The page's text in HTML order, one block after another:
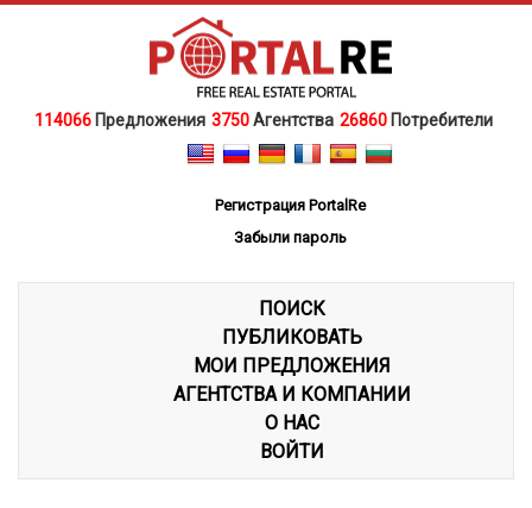
114066 Предложения 3750Агентства 26860 Потребители
Регистрация PortalRe
Забыли пароль
ПОИСК
ПУБЛИКОВАТЬ
МОИ ПРЕДЛОЖЕНИЯ
АГЕНТСТВА И КОМПАНИИ
О НАС
ВОЙТИ